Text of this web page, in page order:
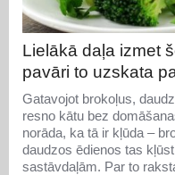
Lielākā daļa izmet
pavāri to uzskata
Gatavojot brokoļus,
resno kātu bez
norāda, ka tā ir kļūda –
daudzos ēdienos tas
sastāvdaļām. Par to